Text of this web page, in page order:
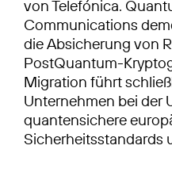
von Telefónica.
Communications
die Absicherung von
PostQuantum-
Migration führt
Unternehmen bei der
quantensichere
Sicherheitsstandards